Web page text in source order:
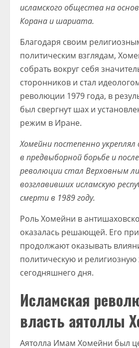
исламского общества на
Корана и шариата.
Благодаря своим
политическим взглядам,
собрать вокруг себя
сторонников и стал
революции 1979 года, в
был свергнут шах и
режим в Иране.
Хомейни постепенно укреплял
в предвыборной борьбе и
революции стал Верховным
возглавивших исламскую
смерти в 1989 году.
Роль Хомейни в
оказалась решающей. Его
продолжают оказывать
политическую и
сегодняшнего дня.
Исламская
власть аятоллы
Аятолла Имам Хомейни был